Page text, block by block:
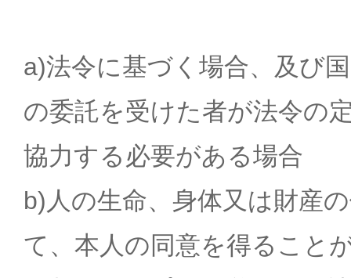
a)法令に基づく場合、及び
の委託を受けた者が法令の
協力する必要がある場合
b)人の生命、身体又は財産
て、本人の同意を得ること